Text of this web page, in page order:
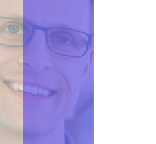
cloud les plus connus
instantanément à vos